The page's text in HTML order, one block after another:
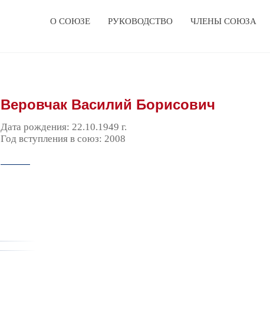
О СОЮЗЕ РУКОВОДСТВО ЧЛЕНЫ СОЮЗА
Веровчак Василий Борисович
Дата рождения: 22.10.1949 г.
Год вступления в союз: 2008